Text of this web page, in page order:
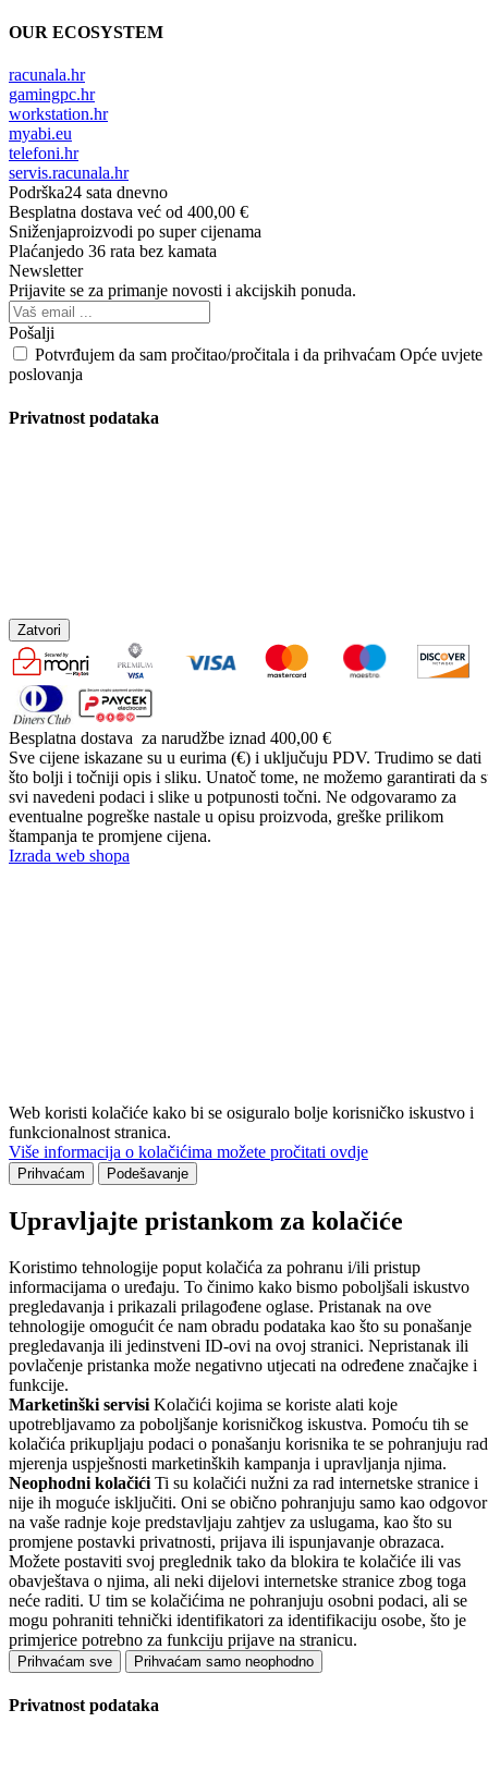
OUR ECOSYSTEM
racunala.hr
gamingpc.hr
workstation.hr
myabi.eu
telefoni.hr
servis.racunala.hr
Podrška24 sata dnevno
Besplatna dostava već od 400,00 €
Sniženjaproizvodi po super cijenama
Plaćanjedo 36 rata bez kamata
Newsletter
Prijavite se za primanje novosti i akcijskih ponuda.
Pošalji
Potvrđujem da sam pročitao/pročitala i da prihvaćam Opće uvjete
poslovanja
Privatnost podataka
Zatvori
Besplatna dostava za narudžbe iznad 400,00 €
Sve cijene iskazane su u eurima (€) i uključuju PDV. Trudimo se dati
što bolji i točniji opis i sliku. Unatoč tome, ne možemo garantirati da
svi navedeni podaci i slike u potpunosti točni. Ne odgovaramo za
eventualne pogreške nastale u opisu proizvoda, greške prilikom
štampanja te promjene cijena.
Izrada web shopa
Web koristi kolačiće kako bi se osiguralo bolje korisničko iskustvo i
funkcionalnost stranica.
Više informacija o kolačićima možete pročitati ovdje
Prihvaćam Podešavanje
Upravljajte pristankom za kolačiće
Koristimo tehnologije poput kolačića za pohranu i/ili pristup
informacijama o uređaju. To činimo kako bismo poboljšali iskustvo
pregledavanja i prikazali prilagođene oglase. Pristanak na ove
tehnologije omogućit će nam obradu podataka kao što su ponašanje
pregledavanja ili jedinstveni ID-ovi na ovoj stranici. Nepristanak ili
povlačenje pristanka može negativno utjecati na određene značajke i
funkcije.
Marketinški servisi Kolačići kojima se koriste alati koje
upotrebljavamo za poboljšanje korisničkog iskustva. Pomoću tih se
kolačića prikupljaju podaci o ponašanju korisnika te se pohranjuju
mjerenja uspješnosti marketinških kampanja i upravljanja njima.
Neophodni kolačići Ti su kolačići nužni za rad internetske stranice i
nije ih moguće isključiti. Oni se obično pohranjuju samo kao odgovor
na vaše radnje koje predstavljaju zahtjev za uslugama, kao što su
promjene postavki privatnosti, prijava ili ispunjavanje obrazaca.
Možete postaviti svoj preglednik tako da blokira te kolačiće ili vas
obavještava o njima, ali neki dijelovi internetske stranice zbog toga
neće raditi. U tim se kolačićima ne pohranjuju osobni podaci, ali se
mogu pohraniti tehnički identifikatori za identifikaciju osobe, što je
primjerice potrebno za funkciju prijave na stranicu.
Prihvaćam sve Prihvaćam samo neophodno
Privatnost podataka